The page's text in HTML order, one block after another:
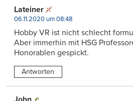
Lateiner
06.11.2020 um 08:48
Hobby VR ist nicht schlecht
Aber immerhin mit HSG
Honorablen gespickt.
Antworten